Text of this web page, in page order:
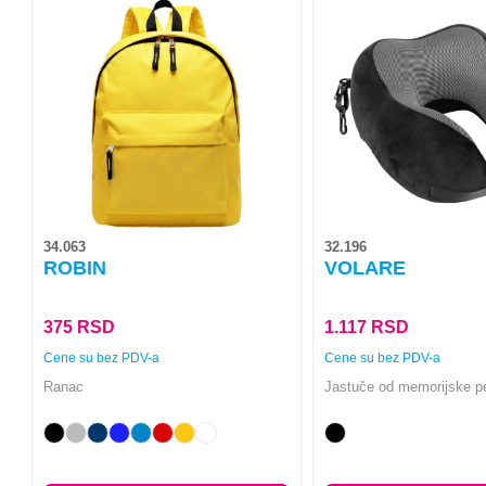
34.063
ROBIN
375 RSD
Cene su bez PDV-a
Ranac
varijanti.
Opcije
izabrane
na
stranici
32.196
VOLARE
1.117 RSD
Cene su bez PDV-a
Jastuče od memorijske
više
varijanti.
Opcije
na
stranici